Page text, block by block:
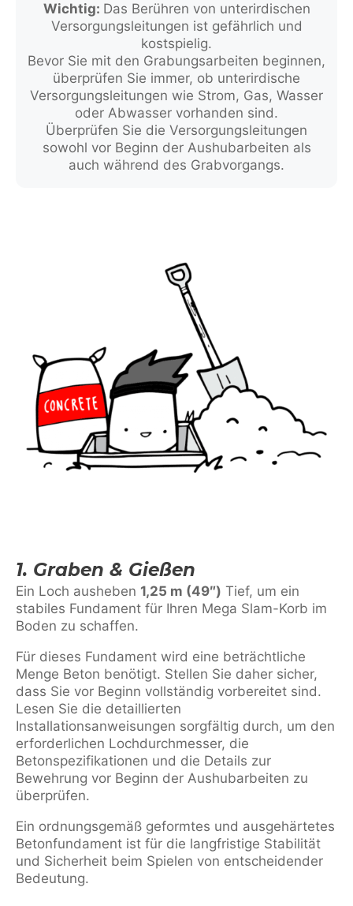
Wichtig: Das Berühren von unterirdischen
Versorgungsleitungen ist gefährlich und
kostspielig.
Bevor Sie mit den Grabungsarbeiten beginnen,
überprüfen Sie immer, ob unterirdische
Versorgungsleitungen wie Strom, Gas, Wasser
oder Abwasser vorhanden sind.
Überprüfen Sie die Versorgungsleitungen
sowohl vor Beginn der Aushubarbeiten als
auch während des Grabvorgangs.
1. Graben & Gießen
Ein Loch ausheben 1,25 m (49″) Tief, um ein
stabiles Fundament für Ihren Mega Slam-Korb im
Boden zu schaffen.
Für dieses Fundament wird eine beträchtliche
Menge Beton benötigt. Stellen Sie daher sicher,
dass Sie vor Beginn vollständig vorbereitet sind.
Lesen Sie die detaillierten
Installationsanweisungen sorgfältig durch, um den
erforderlichen Lochdurchmesser, die
Betonspezifikationen und die Details zur
Bewehrung vor Beginn der Aushubarbeiten zu
überprüfen.
Ein ordnungsgemäß geformtes und ausgehärtetes
Betonfundament ist für die langfristige Stabilität
und Sicherheit beim Spielen von entscheidender
Bedeutung.